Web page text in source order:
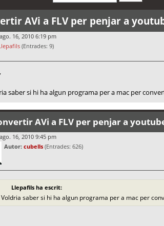
AVi a FLV per penjar a
16, 2010 6:19 pm
(Entrades: 9)
saber si hi ha algun programa per a mac per
AVi a FLV per penjar a
16, 2010 9:45 pm
Autor: cubells (Entrades: 626)
Llepafils ha escrit:
Voldria saber si hi ha algun programa per a mac per